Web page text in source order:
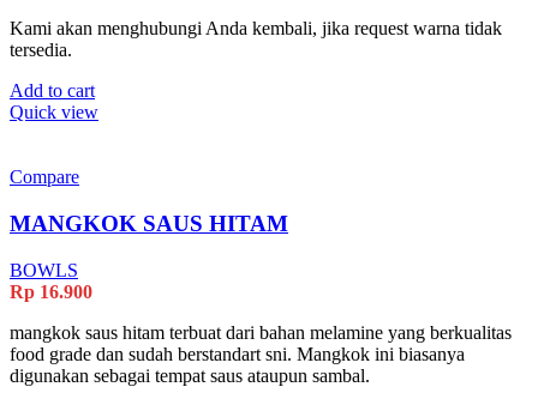
Kami akan menghubungi Anda kembali, jika request warna tidak
tersedia.
Add to cart
Quick view
Compare
MANGKOK SAUS HITAM
BOWLS
Rp 16.900
mangkok saus hitam terbuat dari bahan melamine yang berkualitas
food grade dan sudah berstandart sni. Mangkok ini biasanya
digunakan sebagai tempat saus ataupun sambal.